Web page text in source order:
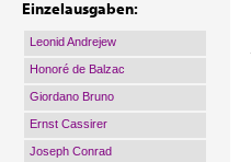
Einzelausgaben:
Leonid Andrejew
Honoré de Balzac
Giordano Bruno
Ernst Cassirer
Joseph Conrad